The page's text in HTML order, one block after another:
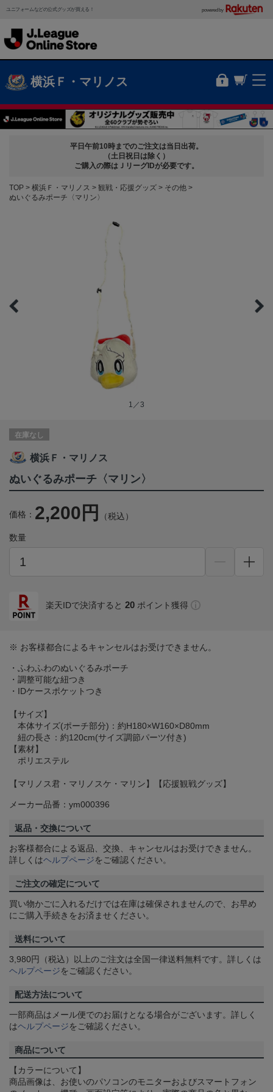
ユニフォームなどの公式グッズが買える！ powered by
横浜Ｆ・マリノス
平日午前10時までのご注文は当日出荷。
（土日祝日は除く）
ご購入の際はＪリーグIDが必要です。
TOP 横浜Ｆ・マリノス 観戦・応援グッズ
その他
ぬいぐるみポーチ〈マリン〉
1／3
在庫なし
横浜Ｆ・マリノス
ぬいぐるみポーチ〈マリン〉
価格： 2,200円 （税込）
数量
楽天IDで決済すると 20 ポイント獲得
※ お客様都合によるキャンセルはお受けできません。
・ふわふわのぬいぐるみポーチ
・調整可能な紐つき
・IDケースポケットつき
【サイズ】
本体サイズ(ポーチ部分)：約H180×W160×D80mm
紐の長さ：約120cm(サイズ調節パーツ付き)
【素材】
ポリエステル
【マリノス君・マリノスケ・マリン】【応援観戦グッズ】
メーカー品番：ym000396
返品・交換について
お客様都合による返品、交換、キャンセルはお受けできません。
詳しくはヘルプページをご確認ください。
ご注文の確定について
買い物かごに入れるだけでは在庫は確保されませんので、お早め
にご購入手続きをお済ませください。
送料について
3,980円（税込）以上のご注文は全国一律送料無料です。詳しくは
ヘルプページをご確認ください。
配送方法について
一部商品はメール便でのお届けとなる場合がございます。詳しく
はヘルプページをご確認ください。
商品について
【カラーについて】
商品画像は、お使いのパソコンのモニターおよびスマートフォン